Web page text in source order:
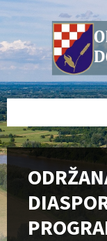
Skip
to
Skip
to
sidebar
Skip
to
sidebar
Skip
to